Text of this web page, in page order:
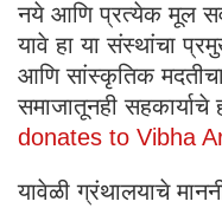
नये आणि प्रत्येक मूल
यावे हा या संस्थांचा
आणि सांस्कृतिक मदतीचा
समाजातूनही
donates to Vibha
यावेळी ग्रंथालयाचे